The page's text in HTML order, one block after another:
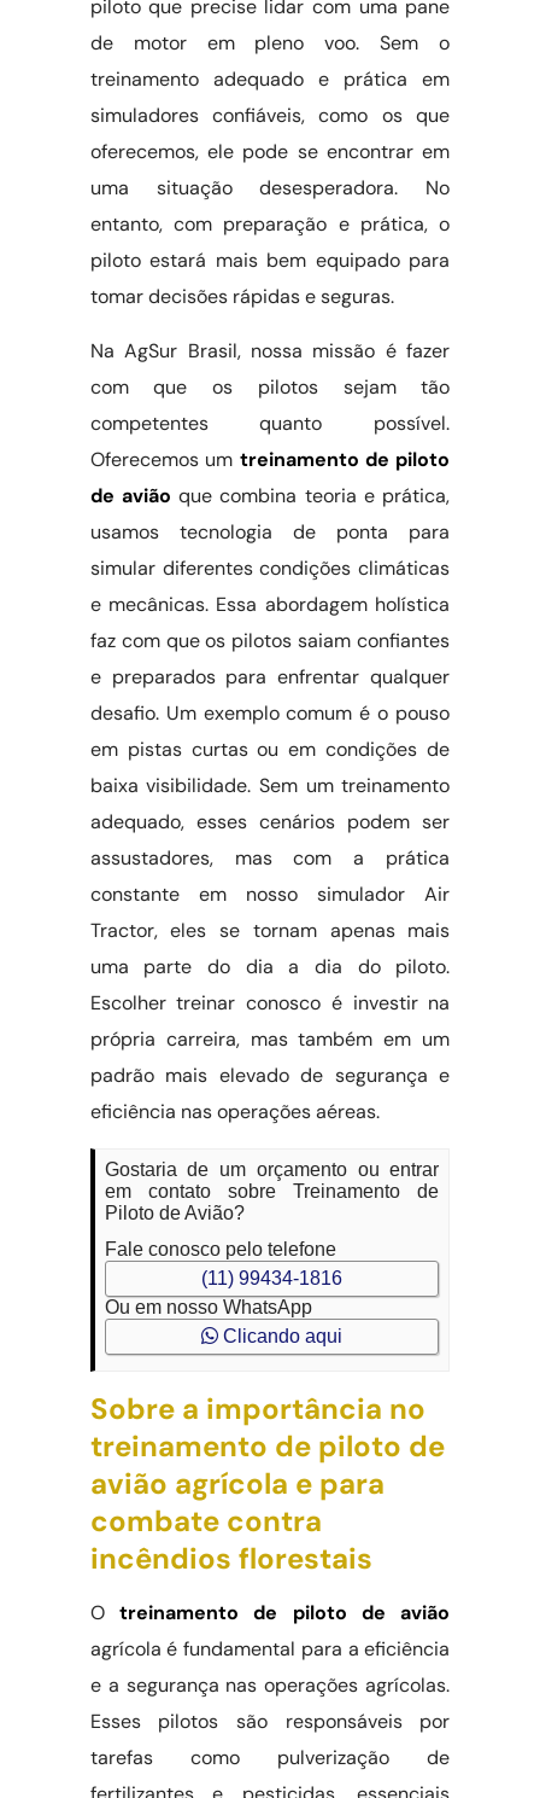
piloto que precise lidar com uma pane
de motor em pleno voo. Sem o
treinamento adequado e prática em
simuladores confiáveis, como os que
oferecemos, ele pode se encontrar em
uma situação desesperadora. No
entanto, com preparação e prática, o
piloto estará mais bem equipado para
tomar decisões rápidas e seguras.
Na AgSur Brasil, nossa missão é fazer
com que os pilotos sejam tão
competentes quanto possível.
Oferecemos um treinamento de piloto
de avião que combina teoria e prática,
usamos tecnologia de ponta para
simular diferentes condições climáticas
e mecânicas. Essa abordagem holística
faz com que os pilotos saiam confiantes
e preparados para enfrentar qualquer
desafio. Um exemplo comum é o pouso
em pistas curtas ou em condições de
baixa visibilidade. Sem um treinamento
adequado, esses cenários podem ser
assustadores, mas com a prática
constante em nosso simulador Air
Tractor, eles se tornam apenas mais
uma parte do dia a dia do piloto.
Escolher treinar conosco é investir na
própria carreira, mas também em um
padrão mais elevado de segurança e
eficiência nas operações aéreas.
Gostaria de um orçamento ou entrar
em contato sobre Treinamento de
Piloto de Avião?
Fale conosco pelo telefone
(11) 99434-1816
Ou em nosso WhatsApp
Clicando aqui
Sobre a importância no
treinamento de piloto de
avião agrícola e para
combate contra
incêndios florestais
Otreinamento de piloto de avião
agrícola é fundamental para a eficiência
e a segurança nas operações agrícolas.
Esses pilotos são responsáveis por
tarefas como pulverização de